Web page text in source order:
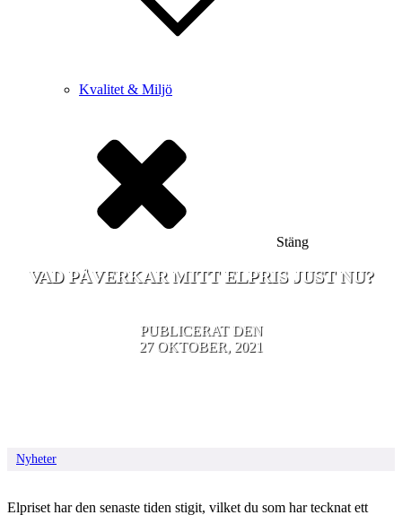
Kvalitet & Miljö
Stäng
VAD PÅVERKAR MITT ELPRIS JUST NU?
PUBLICERAT DEN
27 OKTOBER, 2021
Nyheter
Elpriset har den senaste tiden stigit, vilket du som har tecknat ett